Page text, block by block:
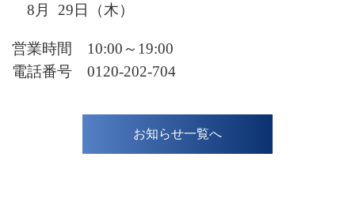
8月 29日（木）
営業時間 10:00～19:00
電話番号 0120-202-704
お知らせ一覧へ